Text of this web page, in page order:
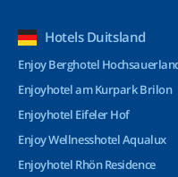
Hotels Duitsland
Enjoy Berghotel
Enjoyhotel am Kurpark Brilon
Enjoyhotel Eifeler Hof
Enjoy Wellnesshotel Aqualux
Enjoyhotel Rhön Residence